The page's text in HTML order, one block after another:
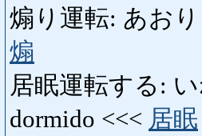
煽り運転: あお
煽
居眠運転する:
dormido <<< 居眠